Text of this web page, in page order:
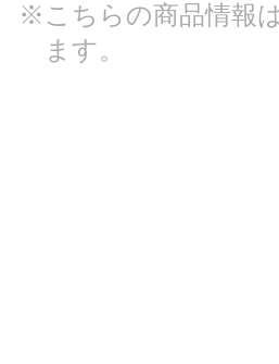
※こちらの商品情報
ます。